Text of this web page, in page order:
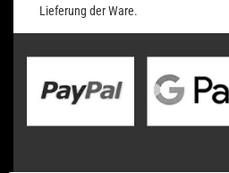
Lieferung der Ware.